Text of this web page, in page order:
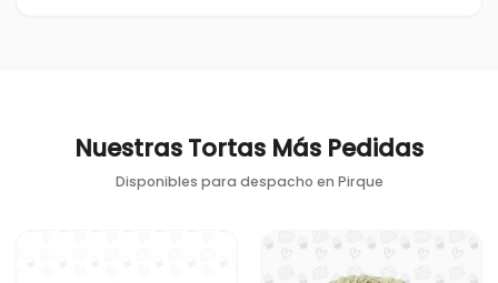
Nuestras Tortas Más Pedidas
Disponibles para despacho en Pirque